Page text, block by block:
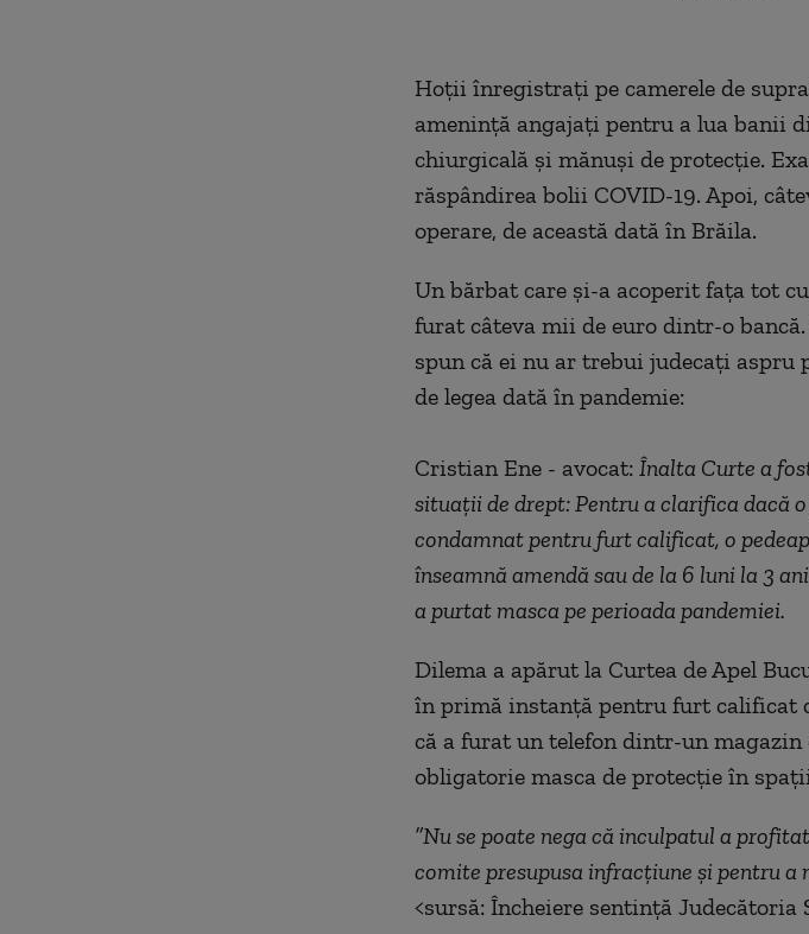
Hoții înregistrați pe camerele de
amenință angajați pentru a lua banii
chiurgicală și mănuși de protecție.
răspândirea bolii COVID-19. Apoi,
operare, de această dată în Brăila.
Un bărbat care și-a acoperit fața tot
furat câteva mii de euro dintr-o
spun că ei nu ar trebui judecați
de legea dată în pandemie:
Cristian Ene - avocat: Înalta Curte a
situații de drept: Pentru a clarifica dacă
condamnat pentru furt calificat, o
înseamnă amendă sau de la 6 luni la 3
a purtat masca pe perioada pandemiei.
Dilema a apărut la Curtea de Apel
în primă instanță pentru furt calificat
că a furat un telefon dintr-un
obligatorie masca de protecție în
”Nu se poate nega că inculpatul a
comite presupusa infracțiune și pentru a
<sursă: Încheiere sentință Judecătoria